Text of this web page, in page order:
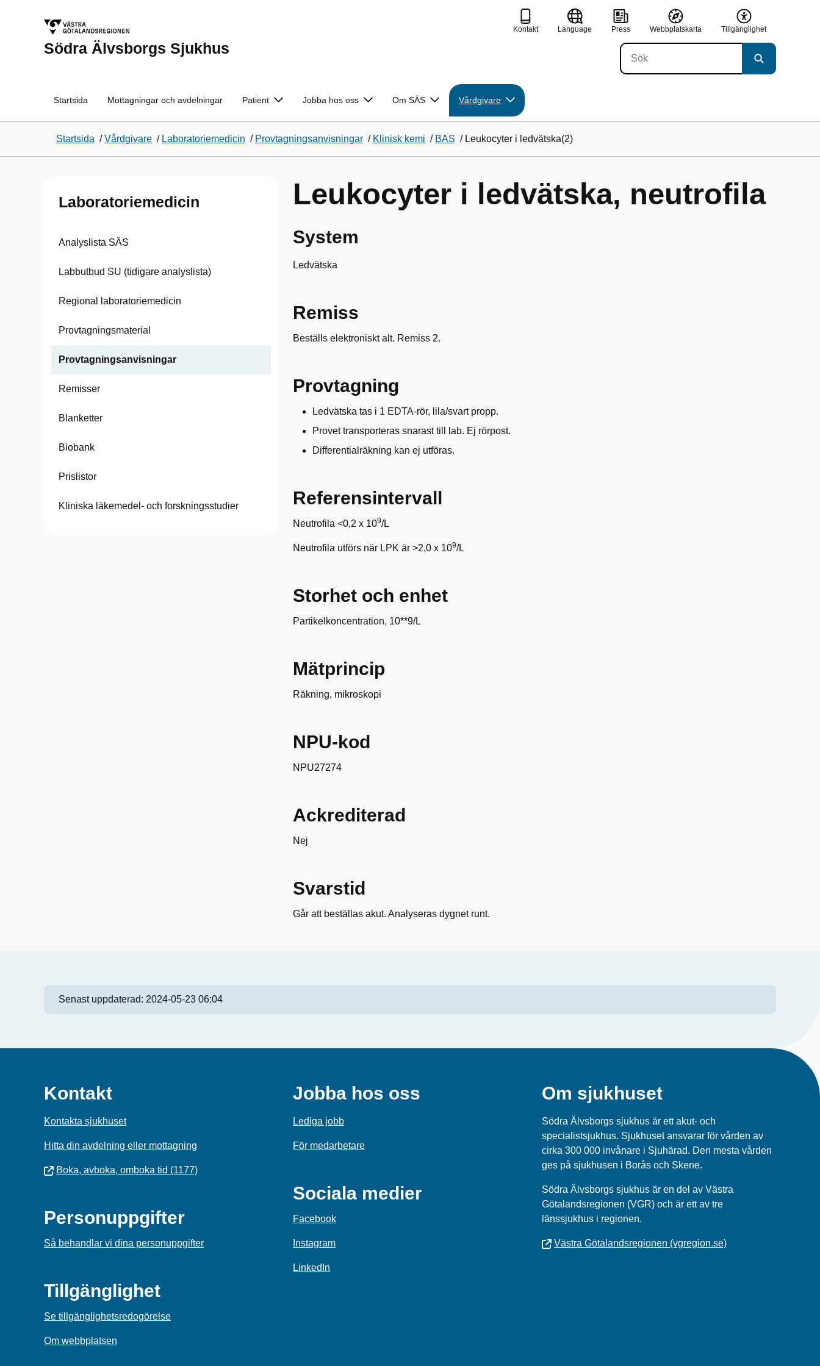
Södra Älvsborgs Sjukhus
Kontakt Language Press Webbplatskarta Tillgänglighet
Startsida Mottagningar och avdelningar Patient Jobba hos oss Om SÄS Vårdgivare
Startsida /Vårdgivare / Laboratoriemedicin / Provtagningsanvisningar / Klinisk kemi / BAS / Leukocyter i ledvätska(2)
Laboratoriemedicin
Analyslista SÄS
Labbutbud SU (tidigare analyslista)
Regional laboratoriemedicin
Provtagningsmaterial
Provtagningsanvisningar
Remisser
Blanketter
Biobank
Prislistor
Kliniska läkemedel- och forskningsstudier
Leukocyter i ledvätska, neutrofila
System
Ledvätska
Remiss
Beställs elektroniskt alt. Remiss 2.
Provtagning
Ledvätska tas i 1 EDTA-rör, lila/svart propp.
Provet transporteras snarast till lab. Ej rörpost.
Differentialräkning kan ej utföras.
Referensintervall
Neutrofila <0,2 x 109/L
Neutrofila utförs när LPK är >2,0 x 109/L
Storhet och enhet
Partikelkoncentration, 10**9/L
Mätprincip
Räkning, mikroskopi
NPU-kod
NPU27274
Ackrediterad
Nej
Svarstid
Går att beställas akut. Analyseras dygnet runt.
Senast uppdaterad: 2024-05-23 06:04
Kontakt
Kontakta sjukhuset
Hitta din avdelning eller mottagning
Boka, avboka, omboka tid (1177)
Personuppgifter
Så behandlar vi dina personuppgifter
Tillgänglighet
Se tillgänglighetsredogörelse
Om webbplatsen
Jobba hos oss
Lediga jobb
För medarbetare
Sociala medier
Facebook
Instagram
LinkedIn
Om sjukhuset
Södra Älvsborgs sjukhus är ett akut- och
specialistsjukhus. Sjukhuset ansvarar för vården av
cirka 300 000 invånare i Sjuhärad. Den mesta vården
ges på sjukhusen i Borås och Skene.
Södra Älvsborgs sjukhus är en del av Västra
Götalandsregionen (VGR) och är ett av tre
länssjukhus i regionen.
Västra Götalandsregionen (vgregion.se)